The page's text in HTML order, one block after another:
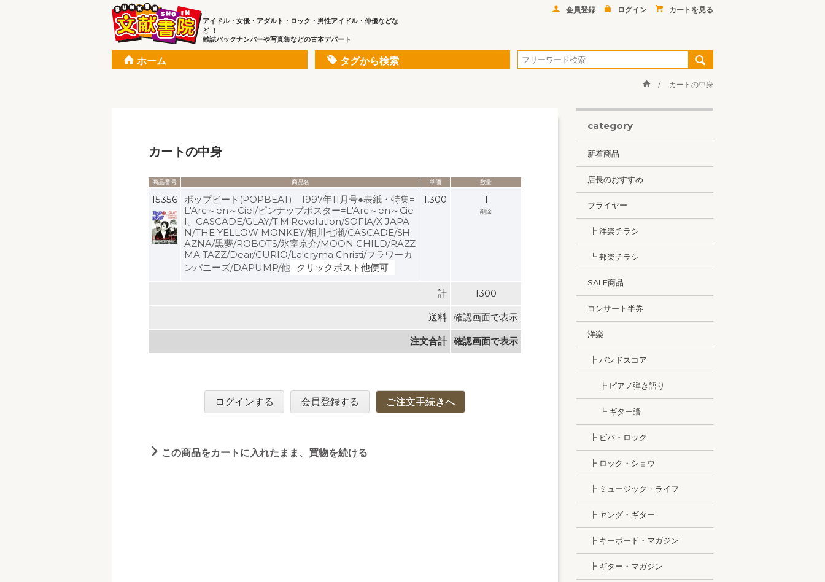
アイドル・女優・アダルト・ロック・男性アイドル・俳優などな
ど ！
雑誌バックナンバーや写真集などの古本デパート
会員登録 ログイン カートを見る
ホーム タグから検索
カートの中身
カートの中身
商品番号 商品名 単価 数量
15356 ポップビート(POPBEAT) 1997年11月号●表紙・特集=
L'Arc～en～Ciel/ピンナップポスター=L'Arc～en～Cie
l、CASCADE/GLAY/T.M.Revolution/SOFIA/X JAPA
N/THE YELLOW MONKEY/相川七瀬/CASCADE/SH
AZNA/黒夢/ROBOTS/氷室京介/MOON CHILD/RAZZ
MA TAZZ/Dear/CURIO/La'cryma Christi/フラワーカ
ンパニーズ/DAPUMP/他
クリックポスト他便可
1,300 1
削除
計 1300
送料 確認画面で表示
注文合計 確認画面で表示
ログインする 会員登録する ご注文手続きへ
この商品をカートに入れたまま、買物を続ける
category
新着商品
店長のおすすめ
フライヤー
┣ 洋楽チラシ
┗ 邦楽チラシ
SALE商品
コンサート半券
洋楽
┣ バンドスコア
┣ ピアノ弾き語り
┗ ギター譜
┣ ビバ・ロック
┣ ロック・ショウ
┣ ミュージック・ライフ
┣ ヤング・ギター
┣ キーボード・マガジン
┣ ギター・マガジン